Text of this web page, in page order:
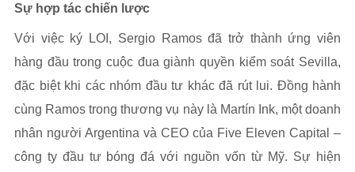
Sự hợp tác chiến lược
Với việc ký LOI, Sergio Ramos đã trở thành ứng viên
hàng đầu trong cuộc đua giành quyền kiểm soát Sevilla,
đặc biệt khi các nhóm đầu tư khác đã rút lui. Đồng hành
cùng Ramos trong thương vụ này là Martín Ink, một doanh
nhân người Argentina và CEO của Five Eleven Capital –
công ty đầu tư bóng đá với nguồn vốn từ Mỹ. Sự hiện